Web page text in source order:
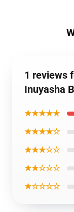
1 reviews
Inuyasha
★★★★★
★★★★☆
★★★☆☆
★★☆☆☆
★☆☆☆☆